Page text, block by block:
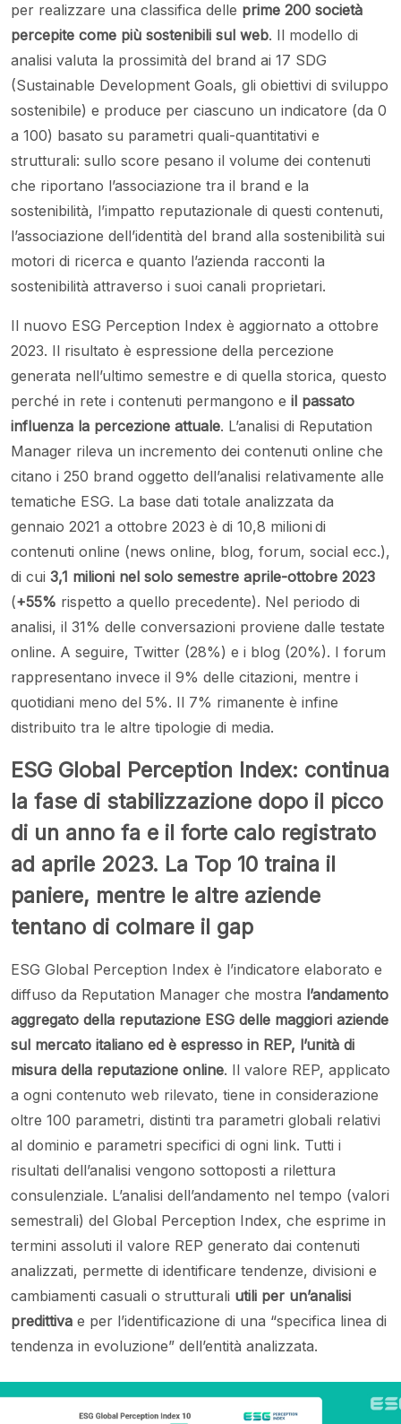
per realizzare una classifica delle prime 200 società
percepite come più sostenibili sul web. Il modello di
analisi valuta la prossimità del brand ai 17 SDG
(Sustainable Development Goals, gli obiettivi di sviluppo
sostenibile) e produce per ciascuno un indicatore (da 0
a 100) basato su parametri quali-quantitativi e
strutturali: sullo score pesano il volume dei contenuti
che riportano l’associazione tra il brand e la
sostenibilità, l’impatto reputazionale di questi contenuti,
l’associazione dell’identità del brand alla sostenibilità sui
motori di ricerca e quanto l’azienda racconti la
sostenibilità attraverso i suoi canali proprietari.
Il nuovo ESG Perception Index è aggiornato a ottobre
2023. Il risultato è espressione della percezione
generata nell’ultimo semestre e di quella storica, questo
perché in rete i contenuti permangono e il passato
influenza la percezione attuale. L’analisi di Reputation
Manager rileva un incremento dei contenuti online che
citano i 250 brand oggetto dell’analisi relativamente alle
tematiche ESG. La base dati totale analizzata da
gennaio 2021 a ottobre 2023 è di 10,8 milioni di
contenuti online (news online, blog, forum, social ecc.),
di cui 3,1 milioni nel solo semestre aprile-ottobre 2023
(+55% rispetto a quello precedente). Nel periodo di
analisi, il 31% delle conversazioni proviene dalle testate
online. A seguire, Twitter (28%) e i blog (20%). I forum
rappresentano invece il 9% delle citazioni, mentre i
quotidiani meno del 5%. Il 7% rimanente è infine
distribuito tra le altre tipologie di media.
ESG Global Perception Index: continua
la fase di stabilizzazione dopo il picco
di un anno fa e il forte calo registrato
ad aprile 2023. La Top 10 traina il
paniere, mentre le altre aziende
tentano di colmare il gap
ESG Global Perception Index è l’indicatore elaborato e
diffuso da Reputation Manager che mostra l’andamento
aggregato della reputazione ESG delle maggiori aziende
sul mercato italiano ed è espresso in REP, l’unità di
misura della reputazione online. Il valore REP, applicato
a ogni contenuto web rilevato, tiene in considerazione
oltre 100 parametri, distinti tra parametri globali relativi
al dominio e parametri specifici di ogni link. Tutti i
risultati dell’analisi vengono sottoposti a rilettura
consulenziale. L’analisi dell’andamento nel tempo (valori
semestrali) del Global Perception Index, che esprime in
termini assoluti il valore REP generato dai contenuti
analizzati, permette di identificare tendenze, divisioni e
cambiamenti casuali o strutturali utili per un’analisi
predittiva e per l’identificazione di una “specifica linea di
tendenza in evoluzione” dell’entità analizzata.